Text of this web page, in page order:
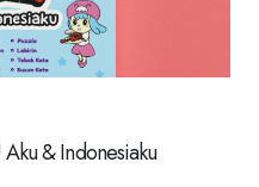
& Indonesiaku